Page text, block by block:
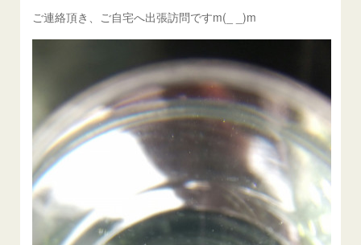
ご連絡頂き、ご自宅へ出張訪問ですm(_ _)m